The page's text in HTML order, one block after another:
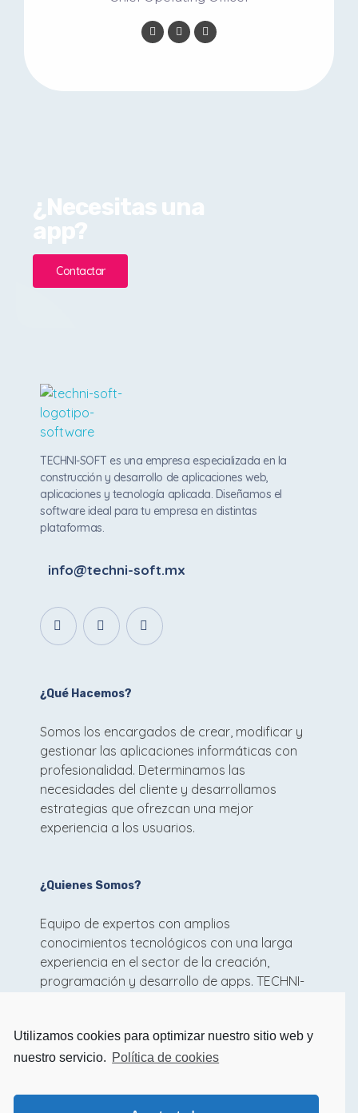
¿Necesitas una
app?
Contactar
Techni Soft
TECHNI-SOFT es una empresa especializada en la
construcción y desarrollo de aplicaciones web,
aplicaciones y tecnología aplicada. Diseñamos el
software ideal para tu empresa en distintas
plataformas.
info@techni-soft.mx
¿Qué Hacemos?
Somos los encargados de crear, modificar y
gestionar las aplicaciones informáticas con
profesionalidad. Determinamos las
necesidades del cliente y desarrollamos
estrategias que ofrezcan una mejor
experiencia a los usuarios.
¿Quienes Somos?
Equipo de expertos con amplios
conocimientos tecnológicos con una larga
experiencia en el sector de la creación,
programación y desarrollo de apps. TECHNI-
desarrollar tus ideas mas innovadoras.
Utilizamos cookies para optimizar nuestro sitio web y
nuestro servicio. Política de cookies